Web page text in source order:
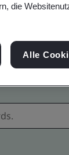
die
Alle